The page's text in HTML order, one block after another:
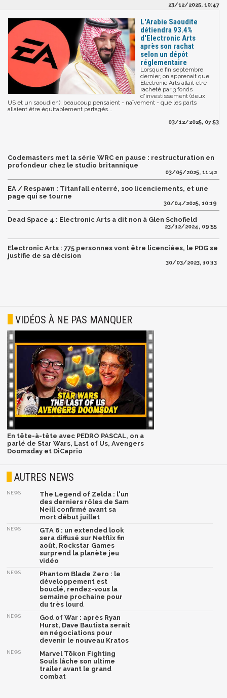
23/12/2025, 10:47
L'Arabie Saoudite
détiendra 93.4%
d'Electronic Arts
après son rachat
selon un dépôt
réglementaire
Lorsque fin septembre
dernier, on apprenait que
Electronic Arts allait être
racheté par 3 fonds
d'investissement (deux
US et un saoudien), beaucoup pensaient - naïvement - que les parts
allaient être équitablement partagés...
03/12/2025, 07:53
Codemasters met la série WRC en pause : restructuration en
profondeur chez le studio britannique
03/05/2025, 11:42
EA / Respawn : Titanfall enterré, 100 licenciements, et une
page qui se tourne
30/04/2025, 10:19
Dead Space 4 : Electronic Arts a dit non à Glen Schofield
23/12/2024, 09:55
Electronic Arts : 775 personnes vont être licenciées, le PDG se
justifie de sa décision
30/03/2023, 10:13
VIDÉOS À NE PAS MANQUER
En tête-à-tête avec PEDRO PASCAL, on a
parlé de Star Wars, Last of Us, Avengers
Doomsday et DiCaprio
AUTRES NEWS
NEWS
The Legend of Zelda : l'un
des derniers rôles de Sam
Neill confirmé avant sa
mort début juillet
NEWS
GTA 6 : un extended look
sera diffusé sur Netflix fin
août, Rockstar Games
surprend la planète jeu
vidéo
NEWS
Phantom Blade Zero : le
développement est
bouclé, rendez-vous la
semaine prochaine pour
du très lourd
NEWS
God of War : après Ryan
Hurst, Dave Bautista serait
en négociations pour
devenir le nouveau Kratos
NEWS
Marvel Tōkon Fighting
Souls lâche son ultime
trailer avant le grand
combat